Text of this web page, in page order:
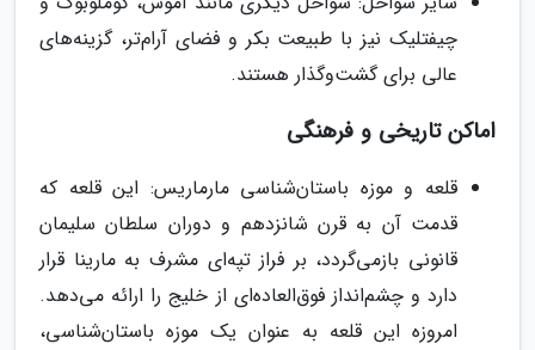
چیفتلیک نیز با طبیعت بکر و فضای آرام‌تر، گزینه‌های
عالی برای گشت‌وگذار هستند.
اماکن تاریخی و فرهنگی
قلعه و موزه باستان‌شناسی مارماریس: این قلعه که
قدمت آن به قرن شانزدهم و دوران سلطان سلیمان
قانونی بازمی‌گردد، بر فراز تپه‌ای مشرف به مارینا قرار
دارد و چشم‌انداز فوق‌العاده‌ای از خلیج را ارائه می‌دهد.
امروزه این قلعه به عنوان یک موزه باستان‌شناسی،